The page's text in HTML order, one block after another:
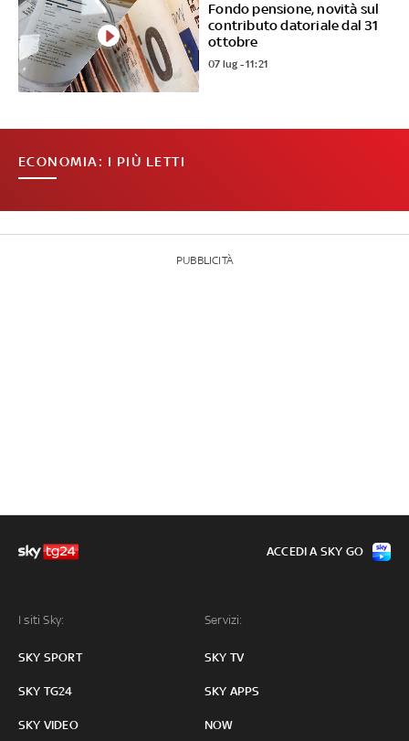
Fondo pensione, novità sul
contributo datoriale dal 31
ottobre
07 lug - 11:21
ECONOMIA: I PIÙ LETTI
PUBBLICITÀ
I siti Sky:
SKY SPORT
SKY TG24
SKY VIDEO
Servizi:
SKY TV
SKY APPS
NOW
ACCEDI A SKY GO